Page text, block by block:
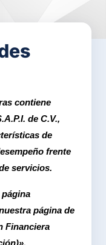
contiene
de C.V.,
de
frente
servicios.
página de
Financiera